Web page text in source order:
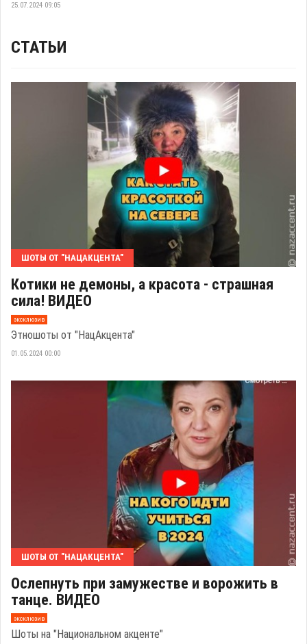
25.07.2024 09:05
СТАТЬИ
ШОТЫ ОТ "НАЦАКЦЕНТА"
Котики не демоны, а красота - страшная
сила! ВИДЕО
эксклюзив
Этношоты от "НацАкцента"
01.05.2024 00:00
ШОТЫ ОТ "НАЦАКЦЕНТА"
Ослепнуть при замужестве и ворожить в
танце. ВИДЕО
эксклюзив
Шоты на "Национальном акценте"